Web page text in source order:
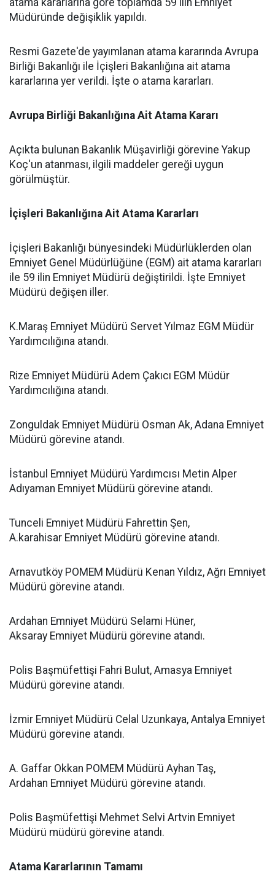
atama kararlarına göre toplamda 59 ilin Emniyet
Müdüründe değişiklik yapıldı.
Resmi Gazete'de yayımlanan atama kararında Avrupa
Birliği Bakanlığı ile İçişleri Bakanlığına ait atama
kararlarına yer verildi. İşte o atama kararları.
Avrupa Birliği Bakanlığına Ait Atama Kararı
Açıkta bulunan Bakanlık Müşavirliği görevine Yakup
Koç'un atanması, ilgili maddeler gereği uygun
görülmüştür.
İçişleri Bakanlığına Ait Atama Kararları
İçişleri Bakanlığı bünyesindeki Müdürlüklerden olan
Emniyet Genel Müdürlüğüne (EGM) ait atama kararları
ile 59 ilin Emniyet Müdürü değiştirildi. İşte Emniyet
Müdürü değişen iller.
K.Maraş Emniyet Müdürü Servet Yılmaz EGM Müdür
Yardımcılığına atandı.
Rize Emniyet Müdürü Adem Çakıcı EGM Müdür
Yardımcılığına atandı.
Zonguldak Emniyet Müdürü Osman Ak, Adana Emniyet
Müdürü görevine atandı.
İstanbul Emniyet Müdürü Yardımcısı Metin Alper
Adıyaman Emniyet Müdürü görevine atandı.
Tunceli Emniyet Müdürü Fahrettin Şen,
A.karahisar Emniyet Müdürü görevine atandı.
Arnavutköy POMEM Müdürü Kenan Yıldız, Ağrı Emniyet
Müdürü görevine atandı.
Ardahan Emniyet Müdürü Selami Hüner,
Aksaray Emniyet Müdürü görevine atandı.
Polis Başmüfettişi Fahri Bulut, Amasya Emniyet
Müdürü görevine atandı.
İzmir Emniyet Müdürü Celal Uzunkaya, Antalya Emniyet
Müdürü görevine atandı.
A. Gaffar Okkan POMEM Müdürü Ayhan Taş,
Ardahan Emniyet Müdürü görevine atandı.
Polis Başmüfettişi Mehmet Selvi Artvin Emniyet
Müdürü müdürü görevine atandı.
Atama Kararlarının Tamamı